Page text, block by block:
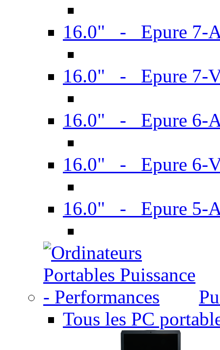
16.0" - Epure 7-
16.0" - Epure 7-
16.0" - Epure 6-
16.0" - Epure 6-
16.0" - Epure 5-
Tous les PC